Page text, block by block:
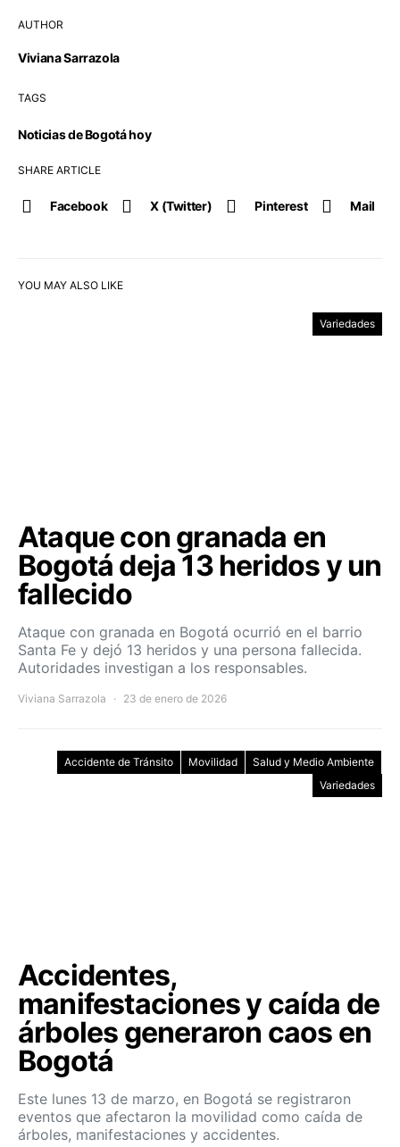
AUTHOR
Viviana Sarrazola
TAGS
Noticias de Bogotá hoy
SHARE ARTICLE
Facebook X (Twitter) Pinterest Mail
YOU MAY ALSO LIKE
Variedades
Ataque con granada en
Bogotá deja 13 heridos y un
fallecido
Ataque con granada en Bogotá ocurrió en el barrio
Santa Fe y dejó 13 heridos y una persona fallecida.
Autoridades investigan a los responsables.
Viviana Sarrazola 23 de enero de 2026
Accidente de Tránsito Movilidad
Salud y Medio Ambiente
Variedades
Accidentes,
manifestaciones y caída de
árboles generaron caos en
Bogotá
Este lunes 13 de marzo, en Bogotá se registraron
eventos que afectaron la movilidad como caída de
árboles, manifestaciones y accidentes.